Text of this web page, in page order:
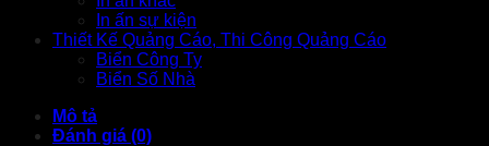
In ấn sự kiện
Thiết Kế Quảng Cáo, Thi Công Quảng Cáo
Biển Công Ty
Biển Số Nhà
Mô tả
Đánh giá (0)